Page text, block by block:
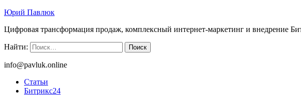
Юрий Павлюк
Цифровая трансформация продаж, комплексный интернет-маркетинг и внедрение
Найти:
info@pavluk.online
Статьи
Битрикс24